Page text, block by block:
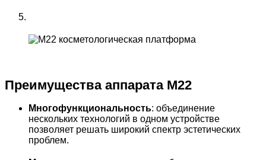
Преимущества аппарата M22
Многофункциональность: объединение
нескольких технологий в одном устройстве
позволяет решать широкий спектр эстетических
проблем.